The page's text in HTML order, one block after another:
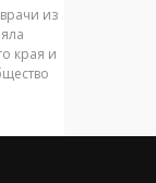
из
края и